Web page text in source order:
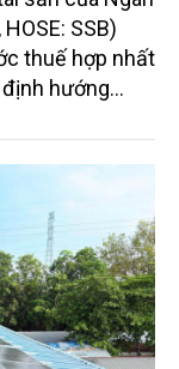
SSB)
thuế hợp nhất
hướng
quả, mở
bảo các